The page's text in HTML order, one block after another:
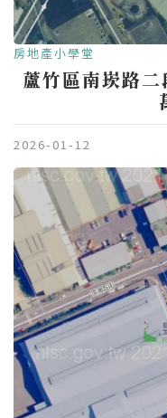
房地產小學堂
蘆竹區南崁路
2026-01-12